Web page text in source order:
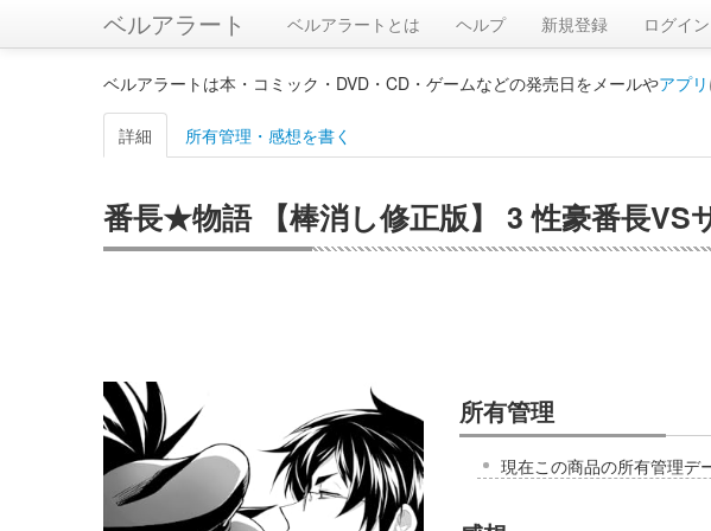
ベルアラート ベルアラートとは ヘルプ 新規登録 ログイン
ベルアラートは本・コミック・DVD・CD・ゲームなどの発売日をメールやアプリ
詳細 所有管理・感想を書く
番長★物語 【棒消し修正版】 3 性豪番長VS
所有管理
現在この商品の所有管理デ